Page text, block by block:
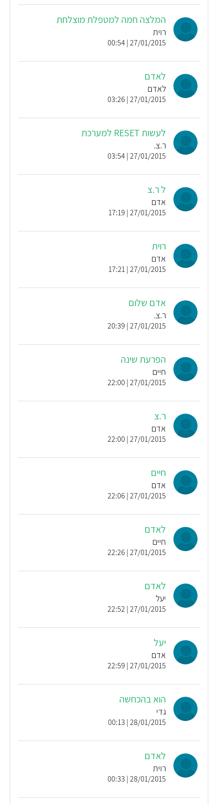
המלצה חמה למטפלת מוצלחת
רוית
27/01/2015 | 00:54
לאדם
לאדם
27/01/2015 | 03:26
לעשות RESET למערכת
ר.צ.
27/01/2015 | 03:54
ל ר.צ
אדם
27/01/2015 | 17:19
רוית
אדם
27/01/2015 | 17:21
אדם שלום
ר.צ.
27/01/2015 | 20:39
הפרעת שינה
חיים
27/01/2015 | 22:00
ר.צ
אדם
27/01/2015 | 22:00
חיים
אדם
27/01/2015 | 22:06
לאדם
חיים
27/01/2015 | 22:26
לאדם
יעל
27/01/2015 | 22:52
יעל
אדם
27/01/2015 | 22:59
הוא בהכחשה
גדי
28/01/2015 | 00:13
לאדם
רוית
28/01/2015 | 00:33